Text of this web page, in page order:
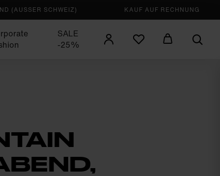
(AUSSER SCHWEIZ) KAUF AUF RECHNUNG
SALE
-25%